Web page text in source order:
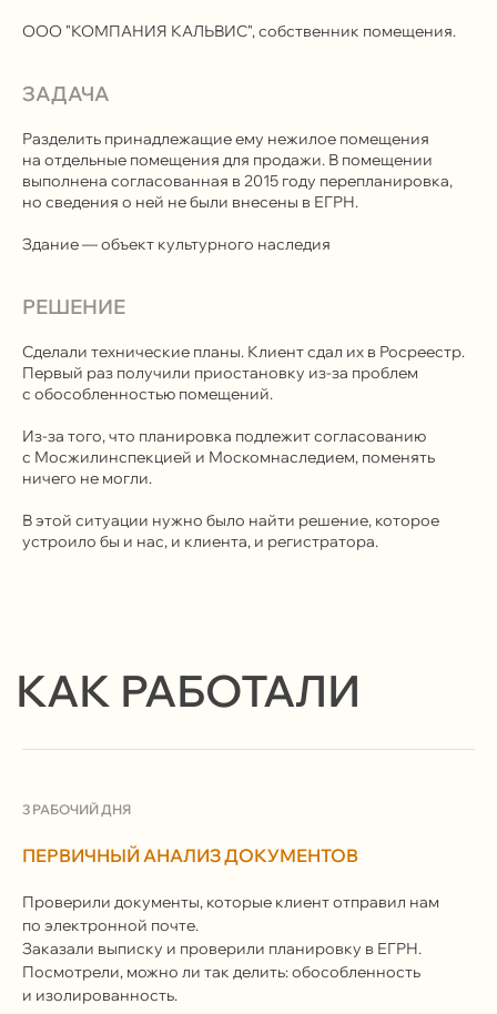
Продолжая просмотр сайта, вы соглашаетесь
с использованием файлов Cookie и иных методов,
ООО "КОМПАНИЯ КАЛЬВИС", собственник помещения.
ЗАДАЧА
Разделить принадлежащие ему нежилое помещения
на отдельные помещения для продажи. В помещении
выполнена согласованная в 2015 году перепланировка,
но сведения о ней не были внесены в ЕГРН.
Здание — объект культурного наследия
РЕШЕНИЕ
Сделали технические планы. Клиент сдал их в Росреестр.
Первый раз получили приостановку из-за проблем
с обособленностью помещений.
Из-за того, что планировка подлежит согласованию
с Мосжилинспекцией и Москомнаследием, поменять
ничего не могли.
В этой ситуации нужно было найти решение, которое
устроило бы и нас, и клиента, и регистратора.
3 РАБОЧИЙ ДНЯ
ПЕРВИЧНЫЙ АНАЛИЗ ДОКУМЕНТОВ
Проверили документы, которые клиент отправил нам
по электронной почте.
Заказали выписку и проверили планировку в ЕГРН.
Посмотрели, можно ли так делить: обособленность
и изолированность.